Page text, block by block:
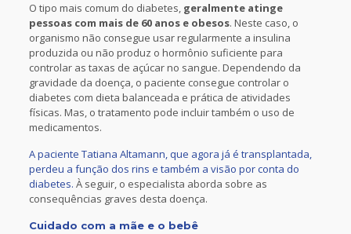
O tipo mais comum do diabetes, geralmente atinge
pessoas com mais de 60 anos e obesos. Neste caso, o
organismo não consegue usar regularmente a insulina
produzida ou não produz o hormônio suficiente para
controlar as taxas de açúcar no sangue. Dependendo da
gravidade da doença, o paciente consegue controlar o
diabetes com dieta balanceada e prática de atividades
físicas. Mas, o tratamento pode incluir também o uso de
medicamentos.
A paciente Tatiana Altamann, que agora já é transplantada,
perdeu a função dos rins e também a visão por conta do
diabetes. À seguir, o especialista aborda sobre as
consequências graves desta doença.
Cuidado com a mãe e o bebê